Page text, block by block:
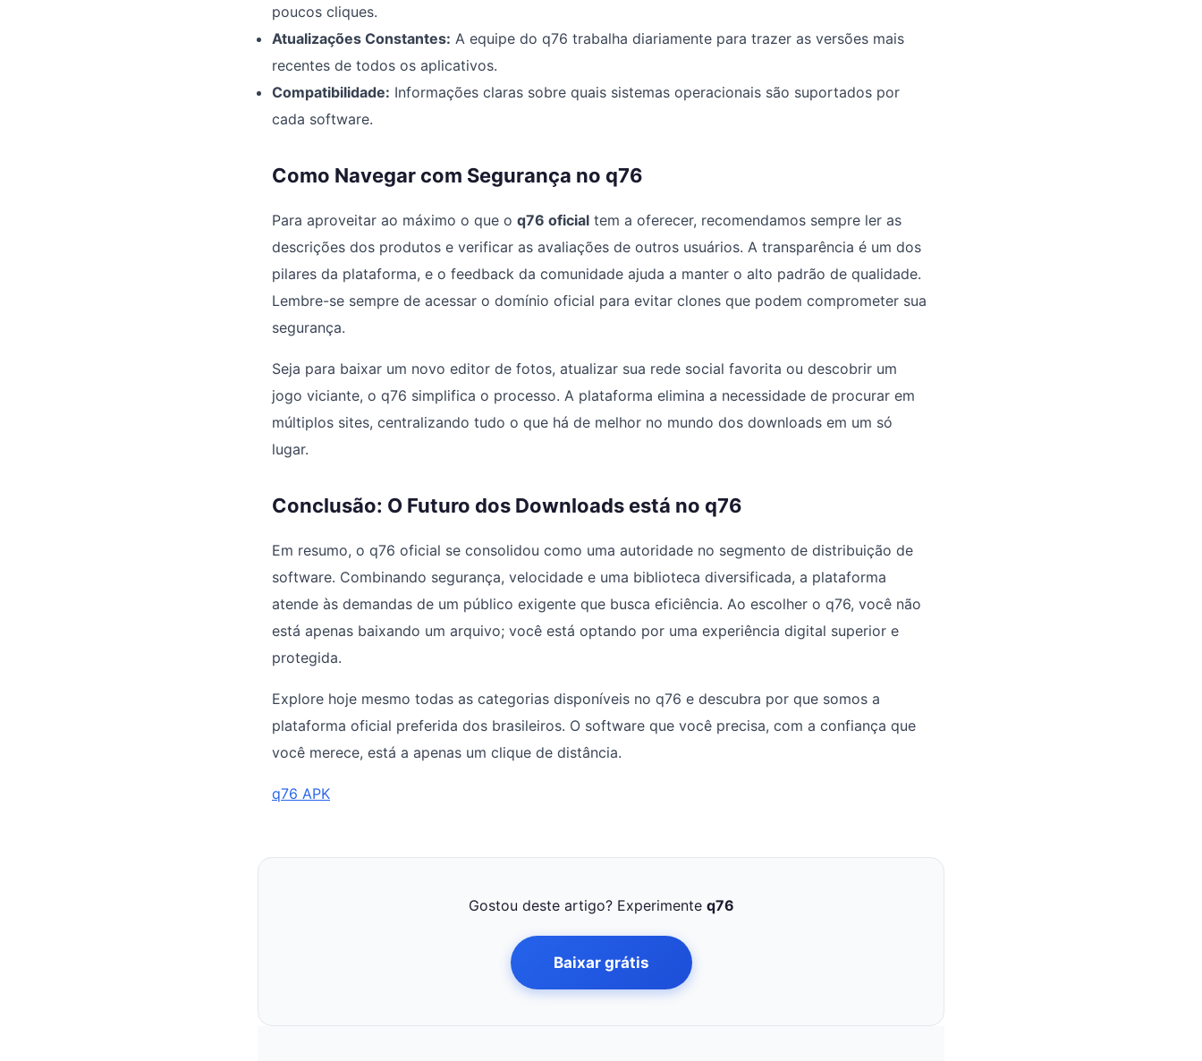
poucos cliques.
Atualizações Constantes: A equipe do q76 trabalha diariamente para trazer as versões mais
recentes de todos os aplicativos.
Compatibilidade: Informações claras sobre quais sistemas operacionais são suportados por
cada software.
Como Navegar com Segurança no q76
Para aproveitar ao máximo o que o q76 oficial tem a oferecer, recomendamos sempre ler as
descrições dos produtos e verificar as avaliações de outros usuários. A transparência é um dos
pilares da plataforma, e o feedback da comunidade ajuda a manter o alto padrão de qualidade.
Lembre-se sempre de acessar o domínio oficial para evitar clones que podem comprometer sua
segurança.
Seja para baixar um novo editor de fotos, atualizar sua rede social favorita ou descobrir um
jogo viciante, o q76 simplifica o processo. A plataforma elimina a necessidade de procurar em
múltiplos sites, centralizando tudo o que há de melhor no mundo dos downloads em um só
lugar.
Conclusão: O Futuro dos Downloads está no q76
Em resumo, o q76 oficial se consolidou como uma autoridade no segmento de distribuição de
software. Combinando segurança, velocidade e uma biblioteca diversificada, a plataforma
atende às demandas de um público exigente que busca eficiência. Ao escolher o q76, você não
está apenas baixando um arquivo; você está optando por uma experiência digital superior e
protegida.
Explore hoje mesmo todas as categorias disponíveis no q76 e descubra por que somos a
plataforma oficial preferida dos brasileiros. O software que você precisa, com a confiança que
você merece, está a apenas um clique de distância.
q76 APK
Gostou deste artigo? Experimente q76
Baixar grátis